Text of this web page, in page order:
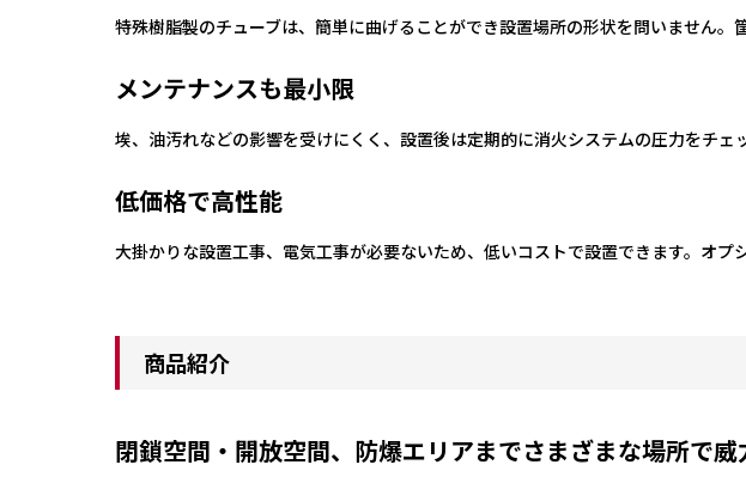
特殊樹脂製のチューブは、簡単に曲げることができ設置場所の形状を問いません
メンテナンスも最小限
埃、油汚れなどの影響を受けにくく、設置後は定期的に消火システムの圧力をチェ
低価格で高性能
大掛かりな設置工事、電気工事が必要ないため、低いコストで設置できます。オ
商品紹介
閉鎖空間・開放空間、防爆エリアまでさまざまな場所で威